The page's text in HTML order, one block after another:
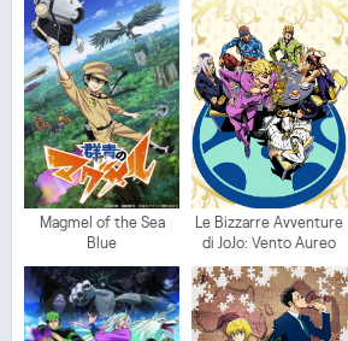
Magmel of the Sea
Blue
Le Bizzarre Avventure
di JoJo: Vento Aureo